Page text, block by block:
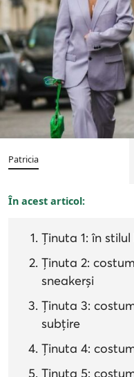
Patricia
În acest articol:
Ținuta 1: în
Ținuta 2:
sneakerși
Ținuta 3:
subțire
Ținuta 4:
Ținuta 5: